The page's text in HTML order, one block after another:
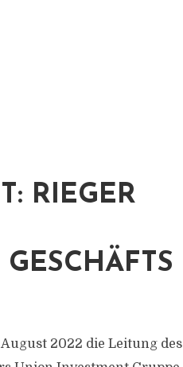
RIEGER
2022 die Leitung des